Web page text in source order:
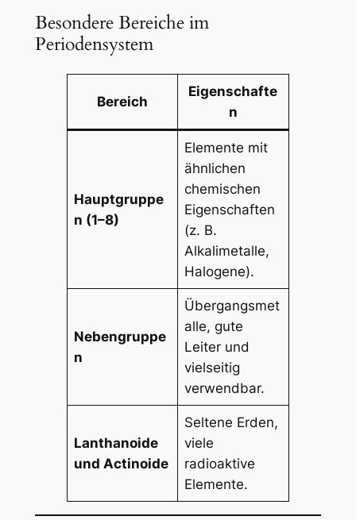
Besondere Bereiche im
Periodensystem
Bereich
Eigenschafte
n
Hauptgruppe
n (1–8)
Elemente mit
ähnlichen
chemischen
Eigenschaften
(z. B.
Alkalimetalle,
Halogene).
Nebengruppe
n
Übergangsmet
alle, gute
Leiter und
vielseitig
verwendbar.
Lanthanoide
und Actinoide
Seltene Erden,
viele
radioaktive
Elemente.